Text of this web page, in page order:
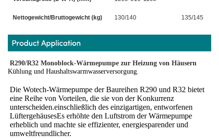
Nettogewicht/Bruttogewicht (kg) 130/140 135/145
R290/R32 Monoblock-Wärmepumpe zur Heizung von Häusern
Kühlung und Haushaltswarmwasserversorgung.
Die Wotech-Wärmepumpe der Baureihen R290 und R32 bietet
eine Reihe von Vorteilen, die sie von der Konkurrenz
unterscheiden.einschließlich des einzigartigen, entworfenen
LüftergehäusesEs erhöhte den Luftstrom der Wärmepumpe
erheblich und machte sie effizienter, energiesparender und
umweltfreundlicher.